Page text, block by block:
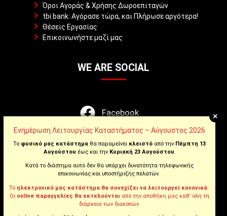
Όροι Αγοράς & Χρήσης Δωροεπιταγών
tbi bank: Αγόρασε τώρα, και Πλήρωσε αργότερα!
Θέσεις Εργασίας
Επικοινωνήστε μαζί μας
WE ARE SOCIAL
Facebook
Instagram
Youtube
Tiktok
+
Ενημέρωση Λειτουργίας Καταστήματος – Αύγουστος 2026
Το φυσικό μας κατάστημα θα παραμείνει κλειστό από την Πέμπτη 13
Αυγούστου έως και τηνΚυριακή 23 Αυγούστου.
Κατά το διάστημα αυτό δεν θα υπάρχει δυνατότητα τηλεφωνικής
επικοινωνίας και υποστήριξης πελατών.
Το ηλεκτρονικό μας κατάστημα θα συνεχίζει να λειτουργεί κανονικά.
Οι online παραγγελίες θα εκτελούνται από την αποθήκη μας καθ’ όλη τη
διάρκεια των διακοπών.